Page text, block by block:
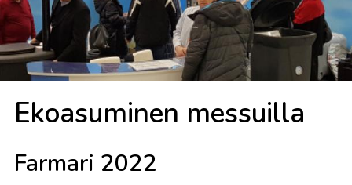
Ekoa­su­mi­nen mes­suil­la
Farmari 2022